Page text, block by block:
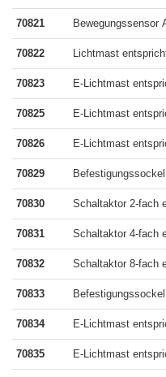
70821 Bewegungssensor
70822 Lichtmast
70823 E-Lichtmast
70825 E-Lichtmast
70826 E-Lichtmast
70829
70830 Schaltaktor 2-fach
70831 Schaltaktor 4-fach
70832 Schaltaktor 8-fach
70833
70834 E-Lichtmast
70835 E-Lichtmast